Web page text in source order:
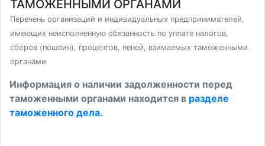
ТАМОЖЕННЫМИ ОРГАНАМИ
Перечень организаций и индивидуальных предпринимателей,
имеющих неисполненную обязанность по уплате налогов,
сборов (пошлин), процентов, пеней, взимаемых таможенными
органами
Информация о наличии задолженности перед
таможенными органами находится в разделе
таможенного дела.